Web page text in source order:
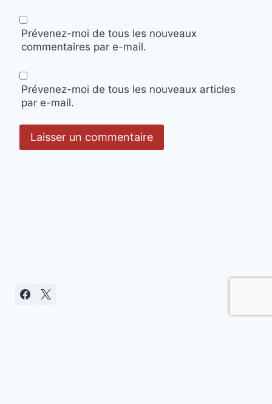
Prévenez-moi de tous les nouveaux
commentaires par e-mail.
Prévenez-moi de tous les nouveaux articles
par e-mail.